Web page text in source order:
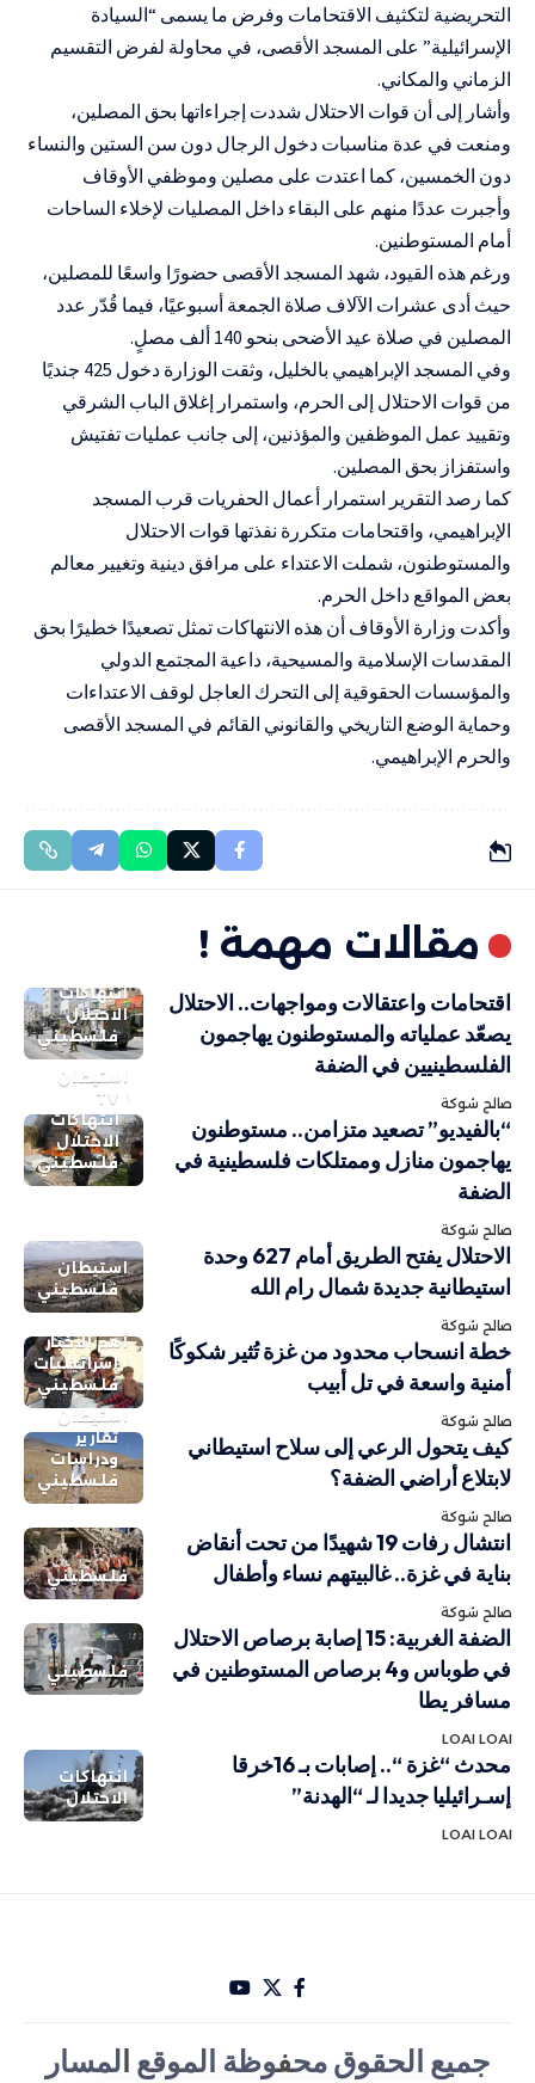
التحريضية لتكثيف الاقتحامات وفرض ما يسمى “السيادة
الإسرائيلية” على المسجد الأقصى، في محاولة لفرض التقسيم
الزماني والمكاني.
وأشار إلى أن قوات الاحتلال شددت إجراءاتها بحق المصلين،
ومنعت في عدة مناسبات دخول الرجال دون سن الستين والنساء
دون الخمسين، كما اعتدت على مصلين وموظفي الأوقاف
وأجبرت عددًا منهم على البقاء داخل المصليات لإخلاء الساحات
أمام المستوطنين.
ورغم هذه القيود، شهد المسجد الأقصى حضورًا واسعًا للمصلين،
حيث أدى عشرات الآلاف صلاة الجمعة أسبوعيًا، فيما قُدّر عدد
المصلين في صلاة عيد الأضحى بنحو 140 ألف مصلٍ.
وفي المسجد الإبراهيمي بالخليل، وثقت الوزارة دخول 425 جنديًا
من قوات الاحتلال إلى الحرم، واستمرار إغلاق الباب الشرقي
وتقييد عمل الموظفين والمؤذنين، إلى جانب عمليات تفتيش
واستفزاز بحق المصلين.
كما رصد التقرير استمرار أعمال الحفريات قرب المسجد
الإبراهيمي، واقتحامات متكررة نفذتها قوات الاحتلال
والمستوطنون، شملت الاعتداء على مرافق دينية وتغيير معالم
بعض المواقع داخل الحرم.
وأكدت وزارة الأوقاف أن هذه الانتهاكات تمثل تصعيدًا خطيرًا بحق
المقدسات الإسلامية والمسيحية، داعية المجتمع الدولي
والمؤسسات الحقوقية إلى التحرك العاجل لوقف الاعتداءات
وحماية الوضع التاريخي والقانوني القائم في المسجد الأقصى
والحرم الإبراهيمي.
مقالات مهمة !
انتهاكات
الاحتلال
فلسطيني
اقتحامات واعتقالات ومواجهات.. الاحتلال
يصعّد عملياته والمستوطنون يهاجمون
الفلسطينيين في الضفة
صالح شوكة
استيطان
TV
انتهاكات
الاحتلال
فلسطيني
“بالفيديو” تصعيد متزامن.. مستوطنون
يهاجمون منازل وممتلكات فلسطينية في
الضفة
صالح شوكة
استيطان
فلسطيني
الاحتلال يفتح الطريق أمام 627 وحدة
استيطانية جديدة شمال رام الله
صالح شوكة
أهم الاخبار
إسرائيليات
فلسطيني
خطة انسحاب محدود من غزة تُثير شكوكًا
أمنية واسعة في تل أبيب
صالح شوكة
استيطان
تقارير
ودراسات
فلسطيني
كيف يتحول الرعي إلى سلاح استيطاني
لابتلاع أراضي الضفة؟
صالح شوكة
فلسطيني
انتشال رفات 19 شهيدًا من تحت أنقاض
بناية في غزة.. غالبيتهم نساء وأطفال
صالح شوكة
فلسطيني
الضفة الغربية: 15 إصابة برصاص الاحتلال
في طوباس و4 برصاص المستوطنين في
مسافر يطا
LOAI LOAI
انتهاكات
الاحتلال
محدث “غزة “.. إصابات بـ 16خرقا
إسـرائيليا جديدا لـ “الهدنة”
LOAI LOAI
جميع الحقوق محفوظة الموقع المسار